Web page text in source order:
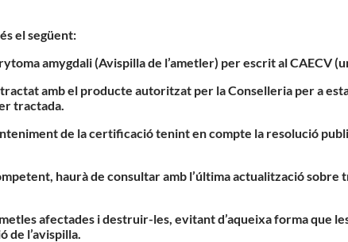
el següent:
amygdali (Avispilla de l’ametler) per escrit al CAECV
amb el producte autoritzat per la Conselleria per a
tractada.
de la certificació tenint en compte la resolució
haurà de consultar amb l’última actualització sobre
afectades i destruir-les, evitant d’aqueixa forma que
de l’avispilla.